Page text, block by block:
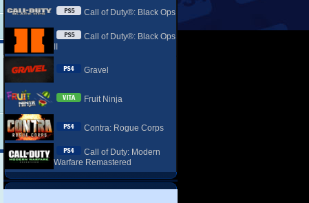
Call of Duty®: Black Ops
Call of Duty®: Black Ops
Gravel
Fruit Ninja
Contra: Rogue Corps
Call of Duty: Modern
Warfare Remastered